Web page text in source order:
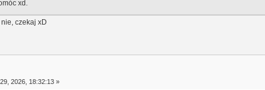
xd.
czekaj xD
2026, 18:32:13 »